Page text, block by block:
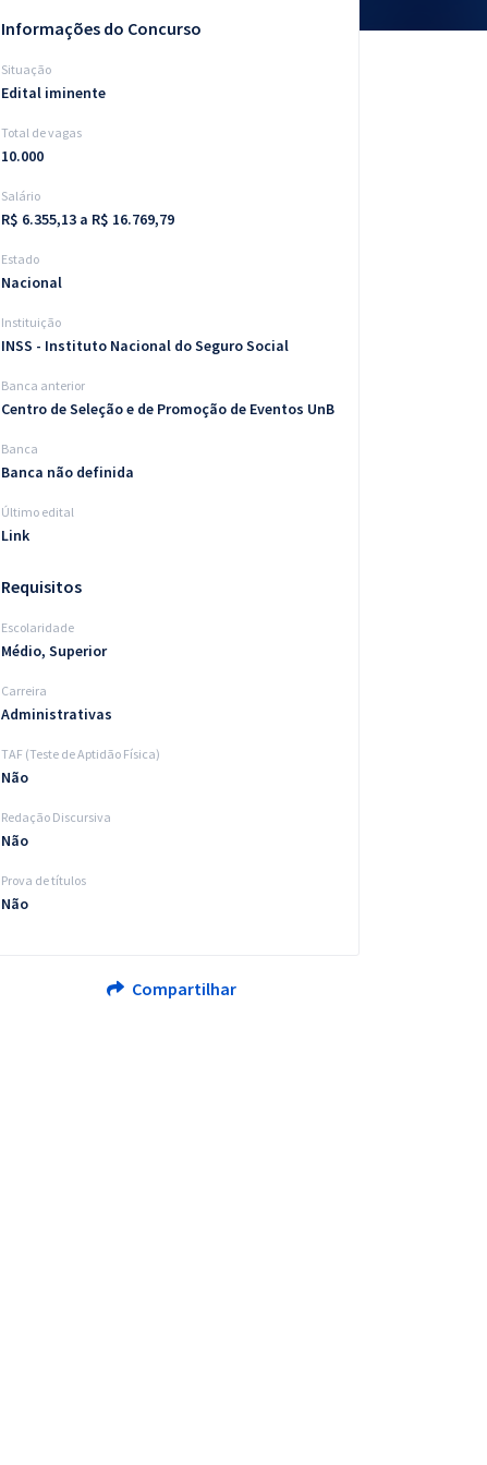
Informações do Concurso
Situação
Edital iminente
Total de vagas
10.000
Salário
R$ 6.355,13 a R$ 16.769,79
Estado
Nacional
Instituição
INSS - Instituto Nacional do Seguro Social
Banca anterior
Centro de Seleção e de Promoção de Eventos UnB
Banca
Banca não definida
Último edital
Link
Requisitos
Escolaridade
Médio, Superior
Carreira
Administrativas
TAF (Teste de Aptidão Física)
Não
Redação Discursiva
Não
Prova de títulos
Não
Compartilhar